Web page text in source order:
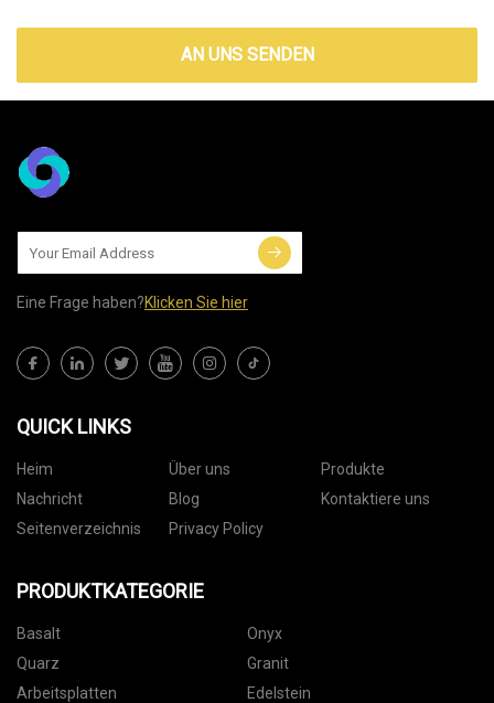
AN UNS SENDEN
Eine Frage haben?Klicken Sie hier
QUICK LINKS
Heim Über uns
Produkte
Nachricht
Blog
Kontaktiere uns
Seitenverzeichnis
Privacy Policy
PRODUKTKATEGORIE
Basalt
Onyx
Quarz
Granit
Arbeitsplatten
Edelstein